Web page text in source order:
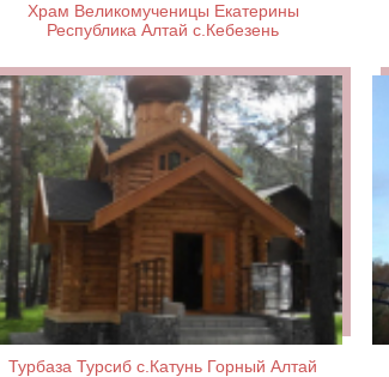
Храм Великомученицы Екатерины
Республика Алтай c.Кебезень
Турбаза Турсиб с.Катунь Горный Алтай